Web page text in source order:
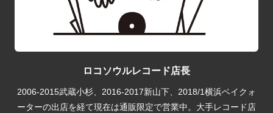
ロコソウルレコード店長
2006-2015武蔵小杉、2016-2017新山下、2018/1横浜ベイクォ
ーターの出店を経て現在は通販限定で営業中。大手レコード店